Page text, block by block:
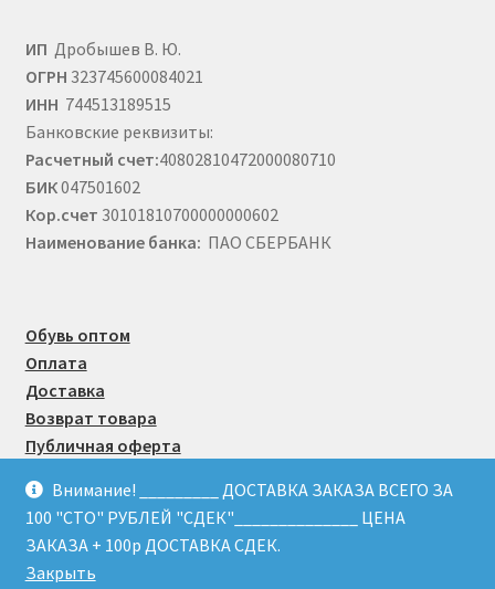
Внимание! _________ ДОСТАВКА ЗАКАЗА ВСЕГО ЗА
100 "СТО" РУБЛЕЙ "СДЕК"______________ ЦЕНА
ЗАКАЗА + 100р ДОСТАВКА СДЕК.
Закрыть
ИП Дробышев В. Ю.
ОГРН 323745600084021
ИНН 744513189515
Банковские реквизиты:
Расчетный счет:40802810472000080710
БИК047501602
Кор.счет 30101810700000000602
Наименование банка: ПАО СБЕРБАНК
Обувь оптом
Оплата
Доставка
Возврат товара
Публичная оферта
© Obuvmart.ru 2015 - 2026